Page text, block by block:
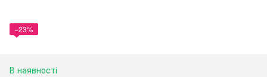
−23%
В наявності